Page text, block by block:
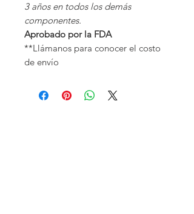
3 años en todos los demás
componentes.
Aprobado por la FDA
**Llámanos para conocer el costo
de envío